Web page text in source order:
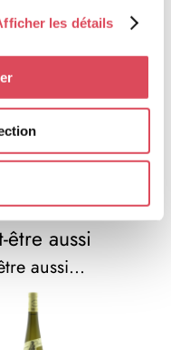
les détails
avec le
!
aussi
aussi…